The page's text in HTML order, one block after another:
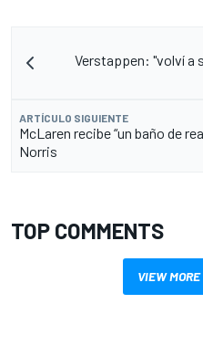
Verstappen: "volví a
ARTÍCULO SIGUIENTE
McLaren recibe “un baño de
Norris
TOP COMMENTS
VIEW